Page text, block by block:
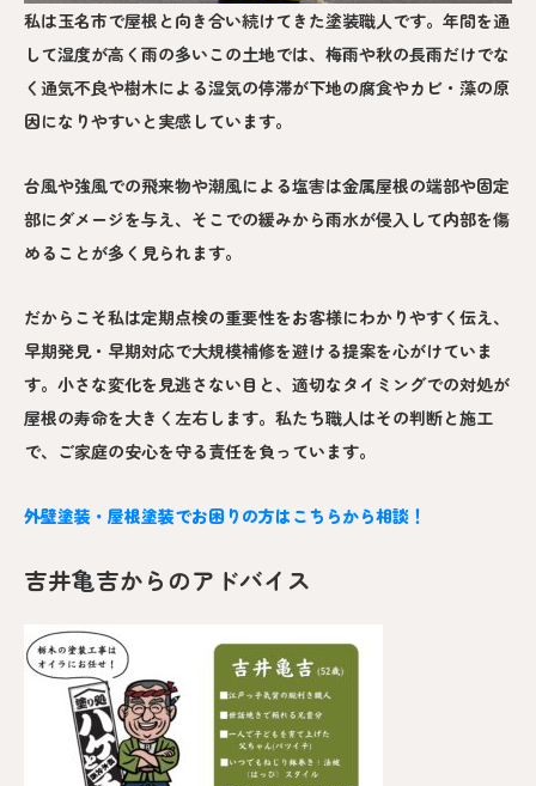
私は玉名市で屋根と向き合い続けてきた塗装職人です。年間を通
して湿度が高く雨の多いこの土地では、梅雨や秋の長雨だけでな
く通気不良や樹木による湿気の停滞が下地の腐食やカビ・藻の原
因になりやすいと実感しています。
台風や強風での飛来物や潮風による塩害は金属屋根の端部や固定
部にダメージを与え、そこでの緩みから雨水が侵入して内部を傷
めることが多く見られます。
だからこそ私は定期点検の重要性をお客様にわかりやすく伝え、
早期発見・早期対応で大規模補修を避ける提案を心がけていま
す。小さな変化を見逃さない目と、適切なタイミングでの対処が
屋根の寿命を大きく左右します。私たち職人はその判断と施工
で、ご家庭の安心を守る責任を負っています。
外壁塗装・屋根塗装でお困りの方はこちらから相談！
吉井亀吉からのアドバイス